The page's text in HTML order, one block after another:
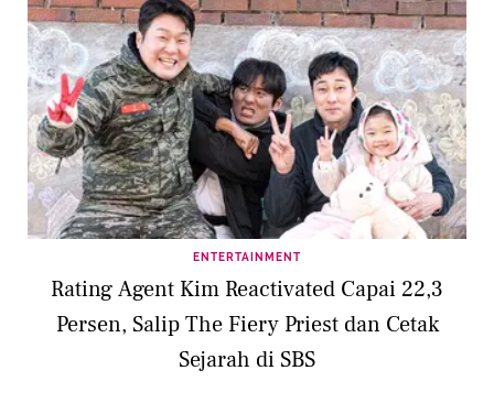
ENTERTAINMENT
Rating Agent Kim Reactivated Capai 22,3
Persen, Salip The Fiery Priest dan Cetak
Sejarah di SBS